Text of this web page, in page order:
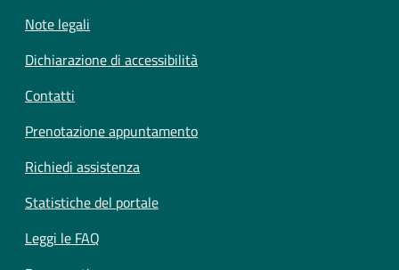
Note legali
Dichiarazione di accessibilità
Contatti
Prenotazione appuntamento
Richiedi assistenza
Statistiche del portale
Leggi le FAQ